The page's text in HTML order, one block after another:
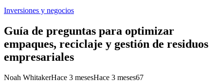
Inversiones y negocios
Guía de preguntas para optimizar
empaques, reciclaje y gestión de residuos
empresariales
Noah WhitakerHace 3 mesesHace 3 meses67